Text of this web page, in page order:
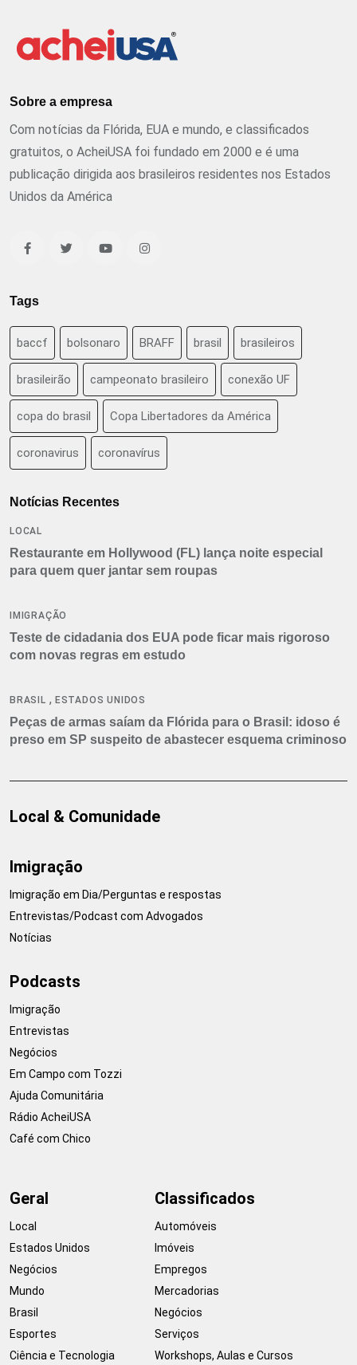
Sobre a empresa
Com notícias da Flórida, EUA e mundo, e classificados
gratuitos, o AcheiUSA foi fundado em 2000 e é uma
publicação dirigida aos brasileiros residentes nos Estados
Unidos da América
Tags
baccf bolsonaro BRAFF brasil brasileiros
brasileirão campeonato brasileiro conexão UF
copa do brasil Copa Libertadores da América
coronavirus coronavírus
Notícias Recentes
LOCAL
Restaurante em Hollywood (FL) lança noite especial
para quem quer jantar sem roupas
IMIGRAÇÃO
Teste de cidadania dos EUA pode ficar mais rigoroso
com novas regras em estudo
BRASIL , ESTADOS UNIDOS
Peças de armas saíam da Flórida para o Brasil: idoso é
preso em SP suspeito de abastecer esquema criminoso
Local & Comunidade
Imigração
Imigração em Dia/Perguntas e respostas
Entrevistas/Podcast com Advogados
Notícias
Podcasts
Imigração
Entrevistas
Negócios
Em Campo com Tozzi
Ajuda Comunitária
Rádio AcheiUSA
Café com Chico
Geral
Local
Estados Unidos
Negócios
Mundo
Brasil
Esportes
Ciência e Tecnologia
Classificados
Automóveis
Imóveis
Empregos
Mercadorias
Negócios
Serviços
Workshops, Aulas e Cursos